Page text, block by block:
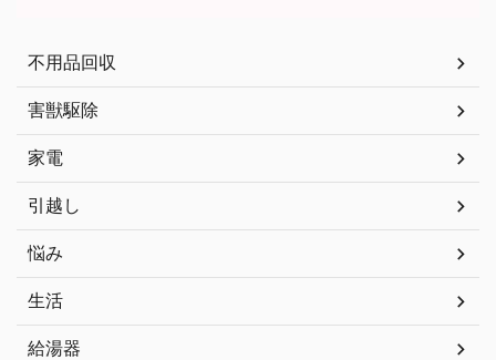
不用品回収
害獣駆除
家電
引越し
悩み
生活
給湯器